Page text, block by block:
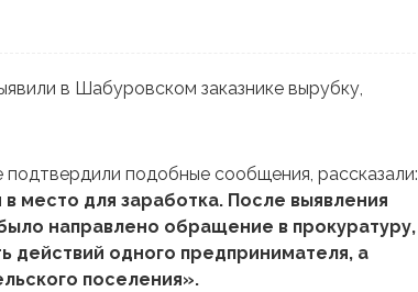
в Шабуровском заказнике вырубку,
подобные сообщения, рассказали:
место для заработка. После выявления
направлено обращение в прокуратуру,
действий одного предпринимателя, а
поселения».